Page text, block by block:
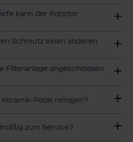
kann der Roboter
Schmutz einen anderen
Filteranlage angeschlossen
Pools reinigen?
zum Service?